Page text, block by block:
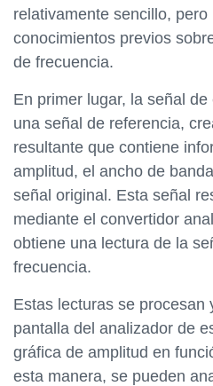
relativamente sencillo,
conocimientos previos
de frecuencia.
En primer lugar, la señal
una señal de referencia,
resultante que contiene
amplitud, el ancho de
señal original. Esta señal
mediante el convertidor
obtiene una lectura de la
frecuencia.
Estas lecturas se procesan
pantalla del analizador de
gráfica de amplitud en
esta manera, se pueden